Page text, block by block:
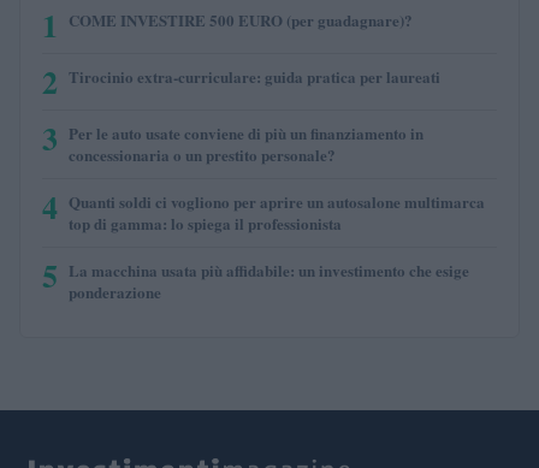
1 COME INVESTIRE 500 EURO (per guadagnare)?
2 Tirocinio extra-curriculare: guida pratica per laureati
3 Per le auto usate conviene di più un finanziamento in
concessionaria o un prestito personale?
4 Quanti soldi ci vogliono per aprire un autosalone multimarca
top di gamma: lo spiega il professionista
5 La macchina usata più affidabile: un investimento che esige
ponderazione